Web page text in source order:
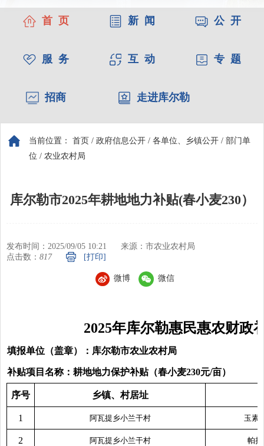
首 页 新 闻 公 开
服 务 互 动 专 题
招商 走进库尔勒
当前位置： 首页 / 政府信息公开 / 各单位、乡镇公开 / 部门单
位 / 农业农村局
库尔勒市2025年耕地地力补贴(春小麦230）
发布时间：2025/09/05 10:21
来源：市农业农村局
点击数： 817 [打印]
微博 微信
2025年库尔勒惠民惠农财政
填报单位（盖章）：库尔勒市农业农村局
补贴项目名称：耕地地力保护补贴（春小麦230元/亩）
序号 乡镇、村居址
1 阿瓦提乡小兰干村 玉素
2 阿瓦提乡小兰干村 帕拉